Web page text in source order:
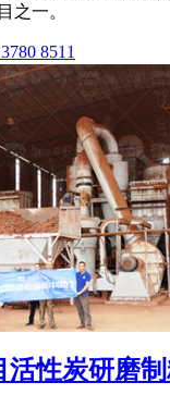
之一。
8511
活性炭研磨制